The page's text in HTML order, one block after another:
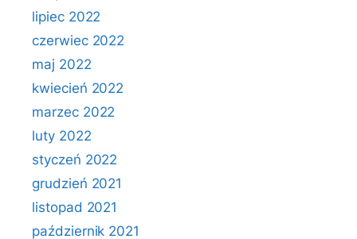
lipiec 2022
czerwiec 2022
maj 2022
kwiecień 2022
marzec 2022
luty 2022
styczeń 2022
grudzień 2021
listopad 2021
październik 2021